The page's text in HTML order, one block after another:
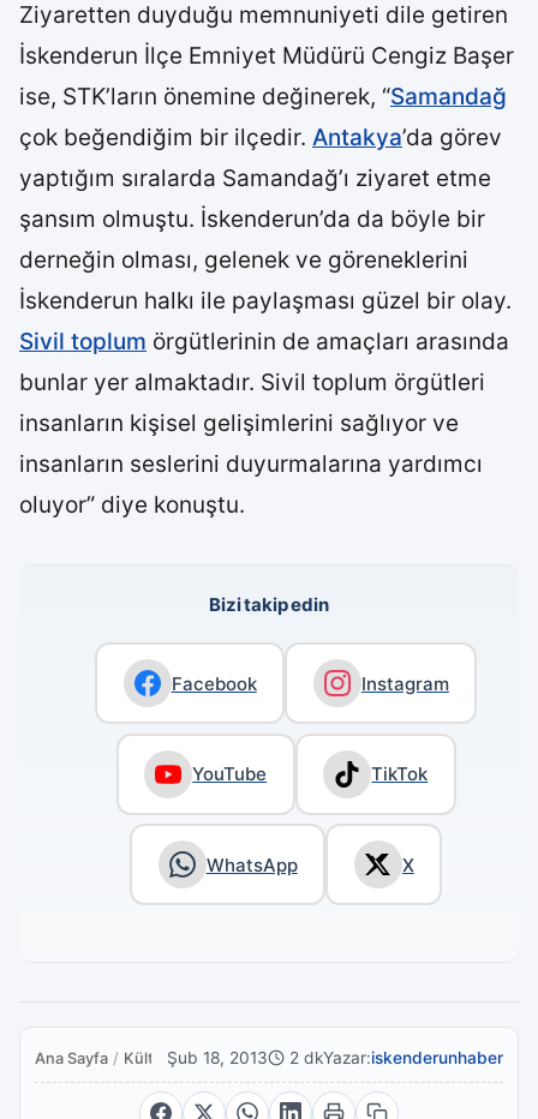
Ziyaretten duyduğu memnuniyeti dile getiren
İskenderun İlçe Emniyet Müdürü Cengiz Başer
ise, STK’ların önemine değinerek, “Samandağ
çok beğendiğim bir ilçedir. Antakya’da görev
yaptığım sıralarda Samandağ’ı ziyaret etme
şansım olmuştu. İskenderun’da da böyle bir
derneğin olması, gelenek ve göreneklerini
İskenderun halkı ile paylaşması güzel bir olay.
Sivil toplum örgütlerinin de amaçları arasında
bunlar yer almaktadır. Sivil toplum örgütleri
insanların kişisel gelişimlerini sağlıyor ve
insanların seslerini duyurmalarına yardımcı
oluyor” diye konuştu.
Bizi takip edin
Facebook Instagram
YouTube TikTok
WhatsApp X
Ana Sayfa / Kültür SanatŞub 18, 2013 2 dkYazar:iskenderunhaber